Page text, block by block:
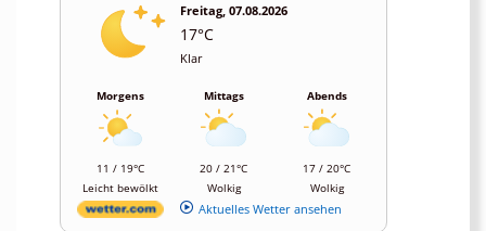
Freitag, 07.08.2026
17°C
Klar
Morgens
11 / 19°C
Leicht bewölkt
Mittags
20 / 21°C
Wolkig
Abends
17 / 20°C
Wolkig
Aktuelles Wetter ansehen